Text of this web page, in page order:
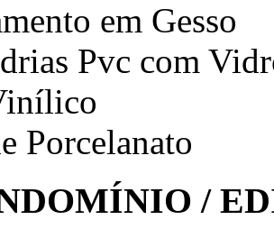
em Gesso
Pvc com
Porcelanato
/